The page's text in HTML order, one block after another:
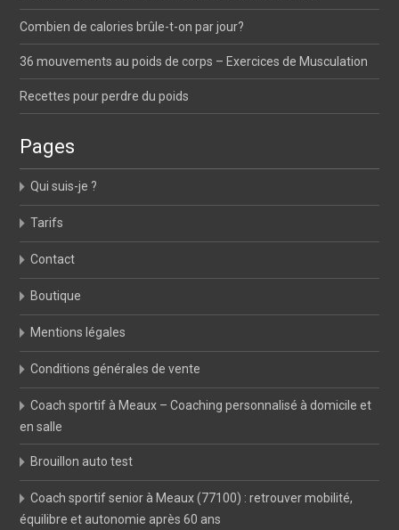
Combien de calories brûle-t-on par jour?
36 mouvements au poids de corps – Exercices de Musculation
Recettes pour perdre du poids
Pages
Qui suis-je ?
Tarifs
Contact
Boutique
Mentions légales
Conditions générales de vente
Coach sportif à Meaux – Coaching personnalisé à domicile et
en salle
Brouillon auto test
Coach sportif senior à Meaux (77100) : retrouver mobilité,
équilibre et autonomie après 60 ans